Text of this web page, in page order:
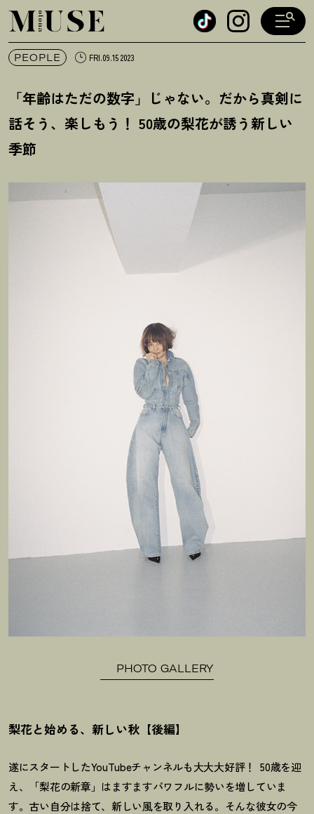
オトナミューズ ウェブ
PEOPLE FRI.09.15 2023
「年齢はただの数字」じゃない。だから真剣に
話そう、楽しもう ！ 50歳の梨花が誘う新しい
季節
PHOTO GALLERY
梨花と始める、新しい秋【後編】
遂にスタートしたYouTubeチャンネルも大大大好評！
50歳を迎
え、「梨花の新章」はますますパワフルに勢いを増していま
す。古い自分は捨て、新しい風を取り入れる。そんな彼女の今